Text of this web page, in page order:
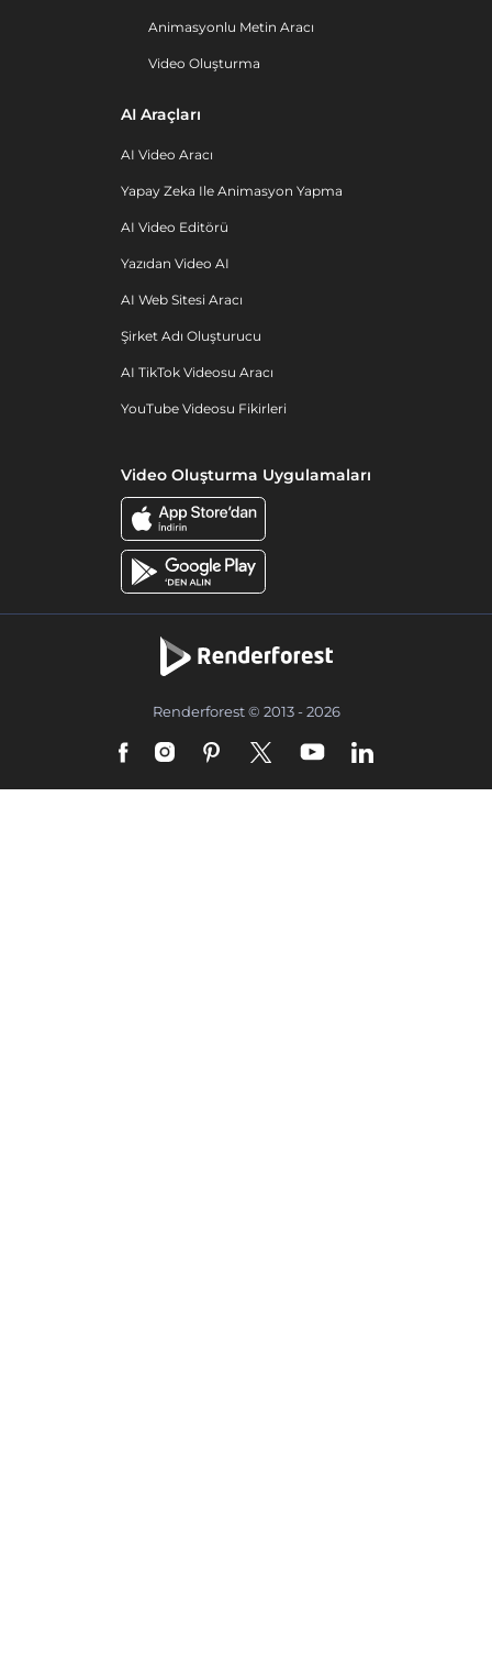
Animasyonlu Metin Aracı
Video Oluşturma
AI Araçları
AI Video Aracı
Yapay Zeka Ile Animasyon Yapma
AI Video Editörü
Yazıdan Video AI
AI Web Sitesi Aracı
Şirket Adı Oluşturucu
AI TikTok Videosu Aracı
YouTube Videosu Fikirleri
Video Oluşturma Uygulamaları
Renderforest © 2013 - 2026